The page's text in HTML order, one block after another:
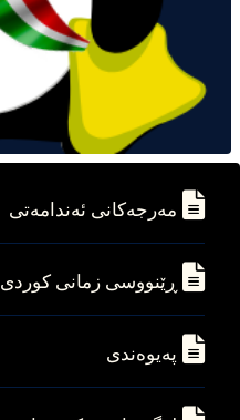
مه‌رجه‌کانی ئه‌ندامه‌تی
ڕێنووسی زمانی کوردی
په‌یوه‌ندی